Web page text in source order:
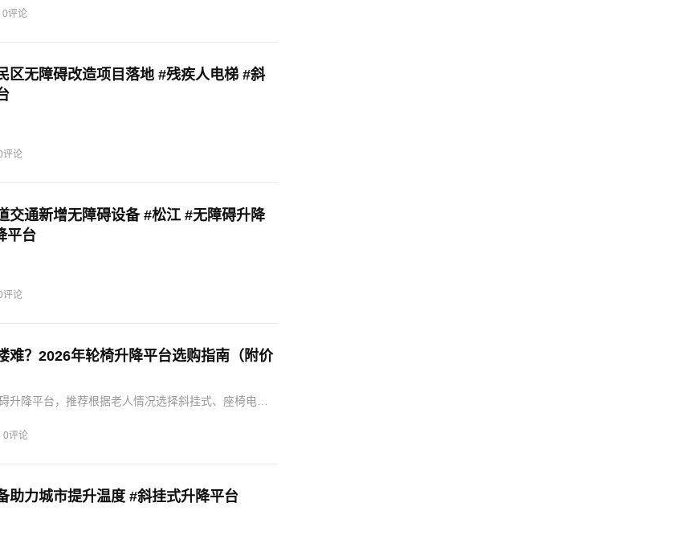
0评论
区无障碍改造项目落地 #残疾人电梯 #斜
评论
交通新增无障碍设备 #松江 #无障碍升降
平台
评论
难？2026年轮椅升降平台选购指南（附价
升降平台，推荐根据老人情况选择斜挂式、座椅电梯
0评论
助力城市提升温度 #斜挂式升降平台